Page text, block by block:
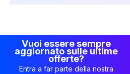
Vuoi essere sempre
aggiornato sulle ultime
offerte?
Entra a far parte della nostra